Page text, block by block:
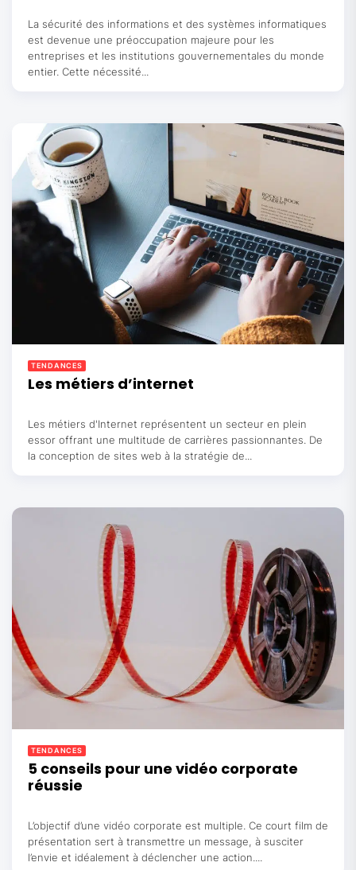
La sécurité des informations et des systèmes informatiques
est devenue une préoccupation majeure pour les
entreprises et les institutions gouvernementales du monde
entier. Cette nécessité...
TENDANCES
Les métiers d’internet
Les métiers d'Internet représentent un secteur en plein
essor offrant une multitude de carrières passionnantes. De
la conception de sites web à la stratégie de...
TENDANCES
5 conseils pour une vidéo corporate
réussie
L’objectif d’une vidéo corporate est multiple. Ce court film de
présentation sert à transmettre un message, à susciter
l’envie et idéalement à déclencher une action....